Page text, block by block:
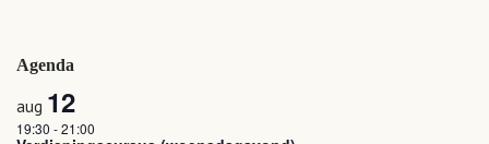
Agenda
aug 12
19:30 -21:00